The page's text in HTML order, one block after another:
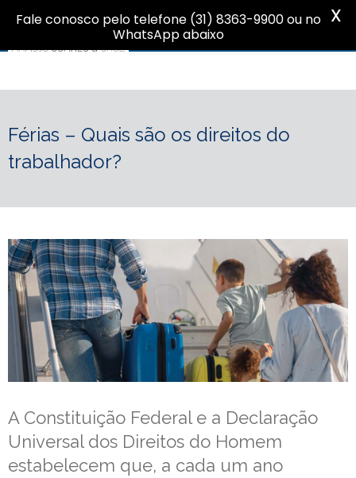
Férias – Quais são os direitos do
trabalhador?
A Constituição Federal e a Declaração
Universal dos Direitos do Homem
estabelecem que, a cada um ano
Fale conosco pelo telefone (31) 8363-9900 ou no
WhatsApp abaixo
X